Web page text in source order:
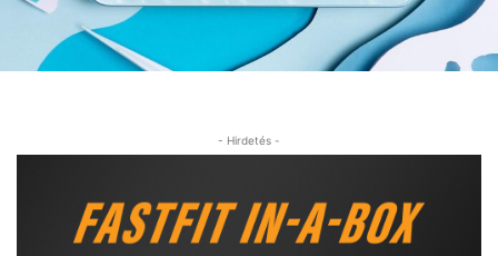
- Hirdetés -